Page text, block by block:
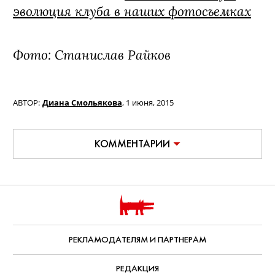
эволюция клуба в наших фотосъемках
Фото: Станислав Райков
АВТОР: Диана Смольякова, 1 июня, 2015
КОММЕНТАРИИ
РЕКЛАМОДАТЕЛЯМ И ПАРТНЕРАМ
РЕДАКЦИЯ